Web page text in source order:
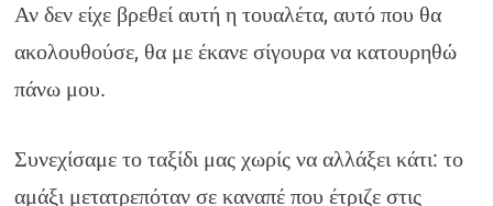
Αν δεν είχε βρεθεί αυτή η τουαλέτα, αυτό που θα
ακολουθούσε, θα με έκανε σίγουρα να κατουρηθώ
πάνω μου.
Συνεχίσαμε το ταξίδι μας χωρίς να αλλάξει κάτι: το
αμάξι μετατρεπόταν σε καναπέ που έτριζε στις